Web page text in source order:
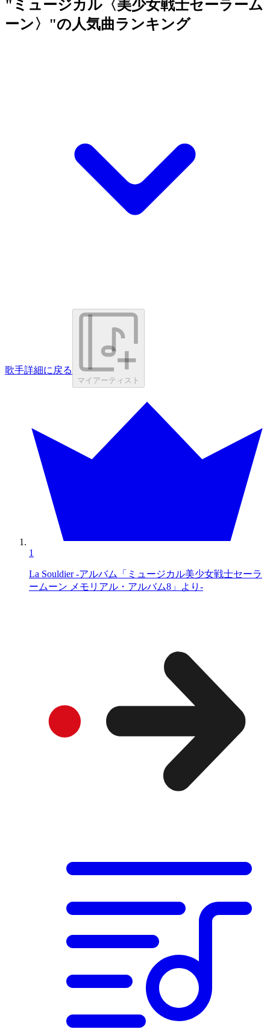
"ミュージカル〈美少女戦士セーラーム
ーン〉"の人気曲ランキング
歌手詳細に戻る
マイアーティスト
1
La Souldier -アルバム「ミュージカル美少女戦士セーラ
ームーン メモリアル・アルバム8」より-